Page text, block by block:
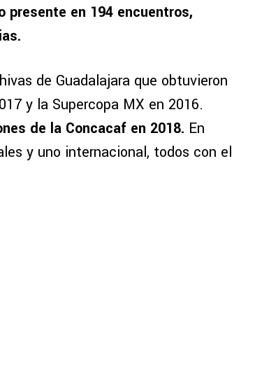
presente en 194 encuentros,
de Guadalajara que obtuvieron
y la Supercopa MX en 2016.
de la Concacaf en 2018. En
y uno internacional, todos con el